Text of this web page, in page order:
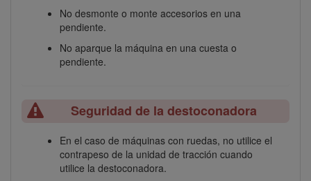
No desmonte o monte accesorios en una
pendiente.
No aparque la máquina en una cuesta o
pendiente.
Seguridad de la destoconadora
En el caso de máquinas con ruedas, no utilice el
contrapeso de la unidad de tracción cuando
utilice la destoconadora.